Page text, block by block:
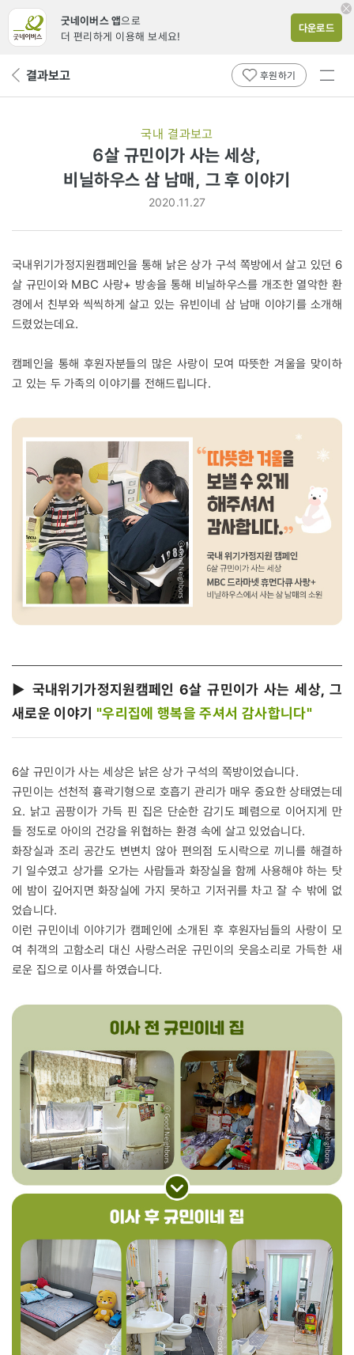
굿네이버스 앱으로
더 편리하게 이용해 보세요!
다운로드
뒤 결과보고 후원하기
전체
국내 결과보고
6살 규민이가 사는 세상,
비닐하우스 삼 남매, 그 후 이야기
2020.11.27
국내위기가정지원캠페인을 통해 낡은 상가 구석 쪽방에서 살고 있던 6
살 규민이와 MBC 사랑+ 방송을 통해 비닐하우스를 개조한 열악한 환
경에서 친부와 씩씩하게 살고 있는 유빈이네 삼 남매 이야기를 소개해
드렸었는데요.
캠페인을 통해 후원자분들의 많은 사랑이 모여 따뜻한 겨울을 맞이하
고 있는 두 가족의 이야기를 전해드립니다.
▶ 국내위기가정지원캠페인 6살 규민이가 사는 세상, 그
새로운 이야기 "우리집에 행복을 주셔서 감사합니다"
6살 규민이가 사는 세상은 낡은 상가 구석의 쪽방이었습니다.
규민이는 선천적 흉곽기형으로 호흡기 관리가 매우 중요한 상태였는데
요. 낡고 곰팡이가 가득 핀 집은 단순한 감기도 폐렴으로 이어지게 만
들 정도로 아이의 건강을 위협하는 환경 속에 살고 있었습니다.
화장실과 조리 공간도 변변치 않아 편의점 도시락으로 끼니를 해결하
기 일수였고 상가를 오가는 사람들과 화장실을 함께 사용해야 하는 탓
에 밤이 깊어지면 화장실에 가지 못하고 기저귀를 차고 잘 수 밖에 없
었습니다.
이런 규민이네 이야기가 캠페인에 소개된 후 후원자님들의 사랑이 모
여 취객의 고함소리 대신 사랑스러운 규민이의 웃음소리로 가득한 새
로운 집으로 이사를 하였습니다.